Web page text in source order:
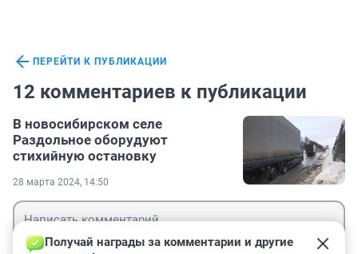
ПЕРЕЙТИ К ПУБЛИКАЦИИ
12 комментариев к публикации
В новосибирском селе
Раздольное оборудуют
стихийную остановку
28 марта 2024, 14:50
Получай награды за комментарии и другие